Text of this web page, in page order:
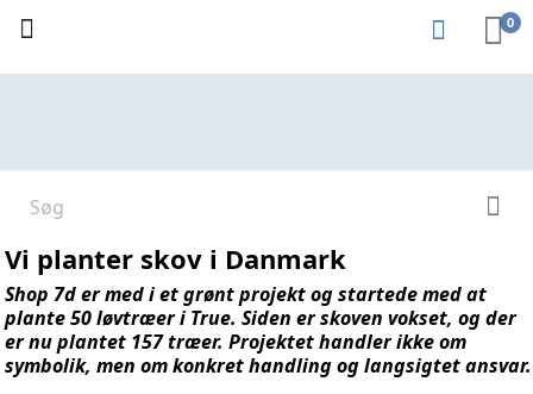
0
Vi planter skov i Danmark
Shop 7d er med i et grønt projekt og startede med at
plante 50 løvtræer i True. Siden er skoven vokset, og der
er nu plantet 157 træer. Projektet handler ikke om
symbolik, men om konkret handling og langsigtet ansvar.